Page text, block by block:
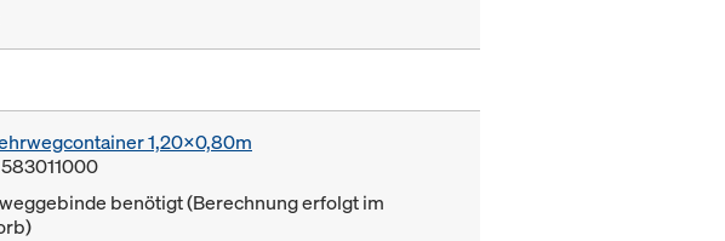
1,20x0,80m
benötigt (Berechnung erfolgt im